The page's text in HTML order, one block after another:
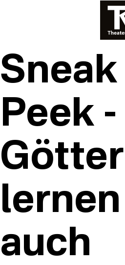
Sneak
Peek -
Götter
lernen
auch